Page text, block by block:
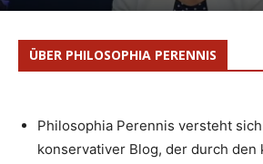
ÜBER PHILOSOPHIA PERENNIS
Philosophia Perennis versteht
konservativer Blog, der durch den